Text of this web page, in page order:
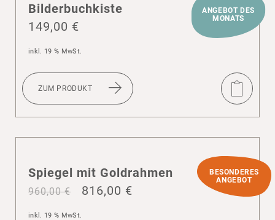
ANGEBOT DES
MONATS
Bilder­buch­kiste
149,00 €
inkl. 19 % MwSt.
ZUM PRODUKT
Spiegel mit Gold­rahmen
BESONDERES
ANGEBOT
960,00€ 816,00 €
inkl. 19 % MwSt.